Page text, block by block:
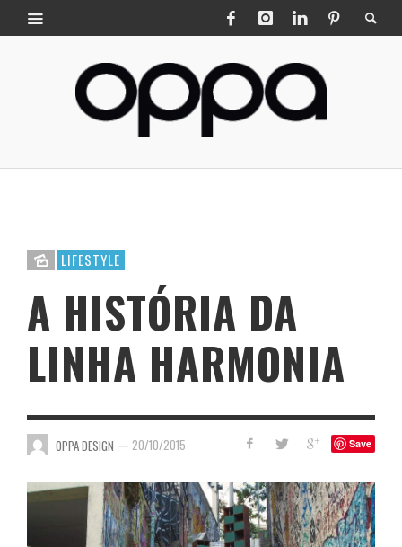
LIFESTYLE
A HISTÓRIA DA
LINHA HARMONIA
Save
OPPA DESIGN — 20/10/2015